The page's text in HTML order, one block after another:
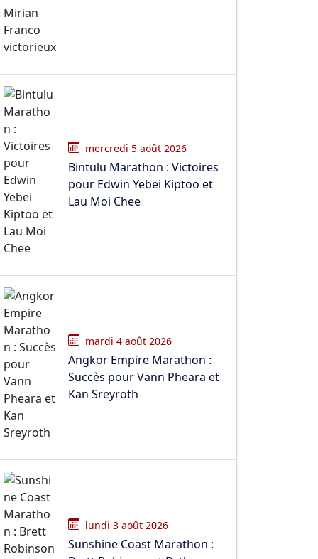
mercredi 5 août 2026
Bintulu Marathon : Victoires
pour Edwin Yebei Kiptoo et
Lau Moi Chee
mardi 4 août 2026
Angkor Empire Marathon :
Succès pour Vann Pheara et
Kan Sreyroth
lundi 3 août 2026
Sunshine Coast Marathon :